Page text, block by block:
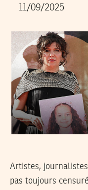
11/09/2025
Artistes,
pas toujours